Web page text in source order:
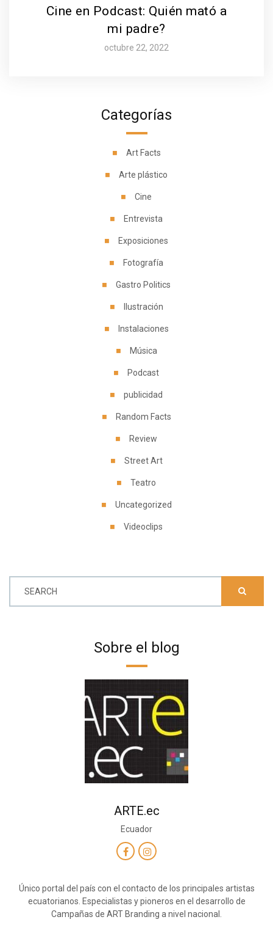
Categorías
Art Facts
Arte plástico
Cine
Entrevista
Exposiciones
Fotografía
Gastro Politics
Ilustración
Instalaciones
Música
Podcast
publicidad
Random Facts
Review
Street Art
Teatro
Uncategorized
Videoclips
SEARCH
Sobre el blog
ARTE.ec
Ecuador
Único portal del país con el contacto de los principales artistas
ecuatorianos. Especialistas y pioneros en el desarrollo de
Campañas de ART Branding a nivel nacional.
Cine en Podcast: Quién mató a
mi padre?
octubre 22, 2022